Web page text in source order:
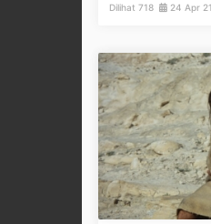
Dilihat 718 24 Apr 21